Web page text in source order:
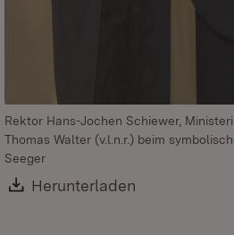
Rektor Hans-Jochen Schiewer,
Thomas Walter (v.l.n.r.) beim
Seeger
Download:
Herunterladen